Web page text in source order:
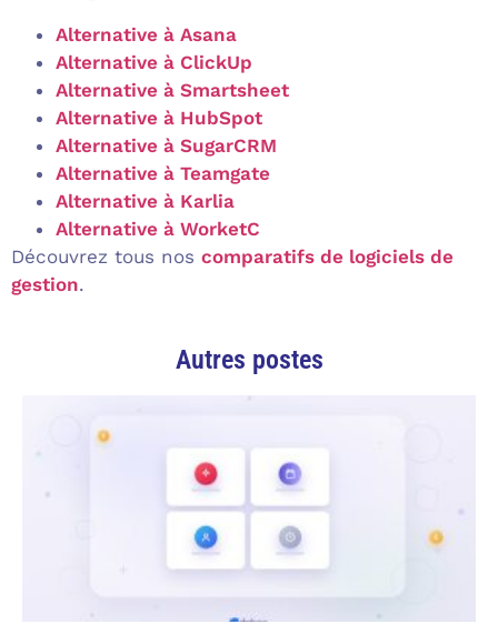
Alternative à Asana
Alternative à ClickUp
Alternative à Smartsheet
Alternative à HubSpot
Alternative à SugarCRM
Alternative à Teamgate
Alternative à Karlia
Alternative à WorketC
Découvrez tous nos comparatifs de logiciels de
gestion.
Autres postes